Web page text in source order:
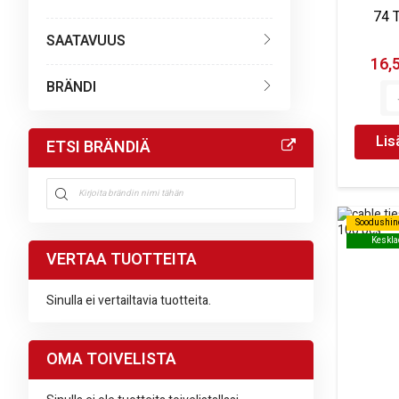
74
SAATAVUUS
BRÄNDI
ETSI BRÄNDIÄ
VERTAA TUOTTEITA
Sinulla ei vertailtavia tuotteita.
OMA TOIVELISTA